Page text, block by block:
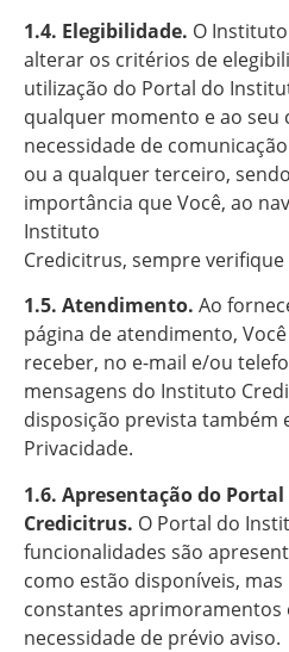
1.4. Elegibilidade. O
alterar os critérios de
utilização do Portal do
qualquer momento e ao seu
necessidade de
ou a qualquer terceiro,
importância que Você, ao
Instituto
Credicitrus, sempre verifique
1.5. Atendimento. Ao
página de atendimento,
receber, no e-mail e/ou
mensagens do Instituto
disposição prevista também
Privacidade.
1.6. Apresentação do
Credicitrus. O Portal do
funcionalidades são
como estão disponíveis,
constantes aprimoramentos
necessidade de prévio aviso.